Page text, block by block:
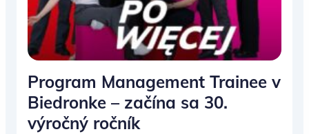
Program Management Trainee v
Biedronke – začína sa 30.
výročný ročník